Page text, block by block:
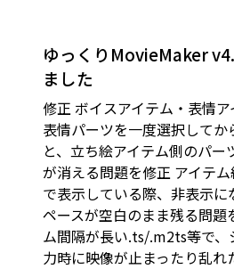
ゆっくりMovieMaker
ました
修正 ボイスアイテム・表情
表情パーツを一度選択して
と、立ち絵アイテム側のパー
が消える問題を修正 アイテ
で表示している際、非表示に
ペースが空白のまま残る問題
ム間隔が長い.ts/.m2ts等で、
力時に映像が止まったり乱れ